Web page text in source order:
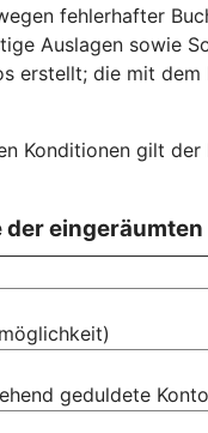
fehlerhafter
Auslagen sowie
erstellt; die mit
Konditionen gilt
geduldete